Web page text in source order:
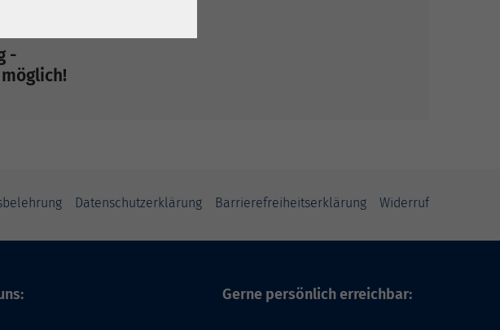
-
Datenschutzerklärung Barrierefreiheitserklärung Widerruf
Gerne persönlich erreichbar: